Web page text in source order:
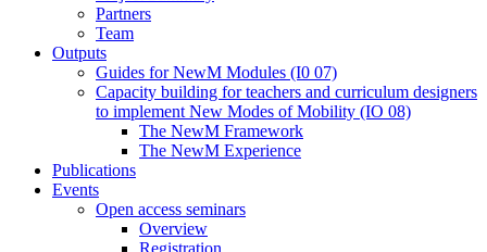
Partners
Team
Outputs
Guides for NewM Modules (I0 07)
Capacity building for teachers and curriculum designers
to implement New Modes of Mobility (IO 08)
The NewM Framework
The NewM Experience
Publications
Events
Open access seminars
Overview
Registration